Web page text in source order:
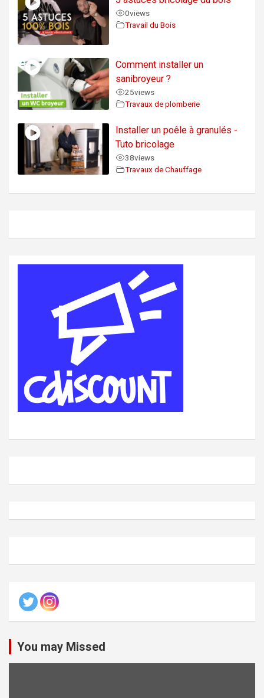
0views
Travail du Bois
Comment installer un
sanibroyeur ?
25views
Travaux de plomberie
Installer un poêle à granulés -
Tuto bricolage
38views
Travaux de Chauffage
You may Missed